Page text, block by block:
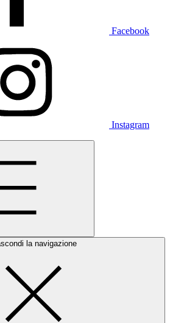
Facebook
Instagram
la navigazione